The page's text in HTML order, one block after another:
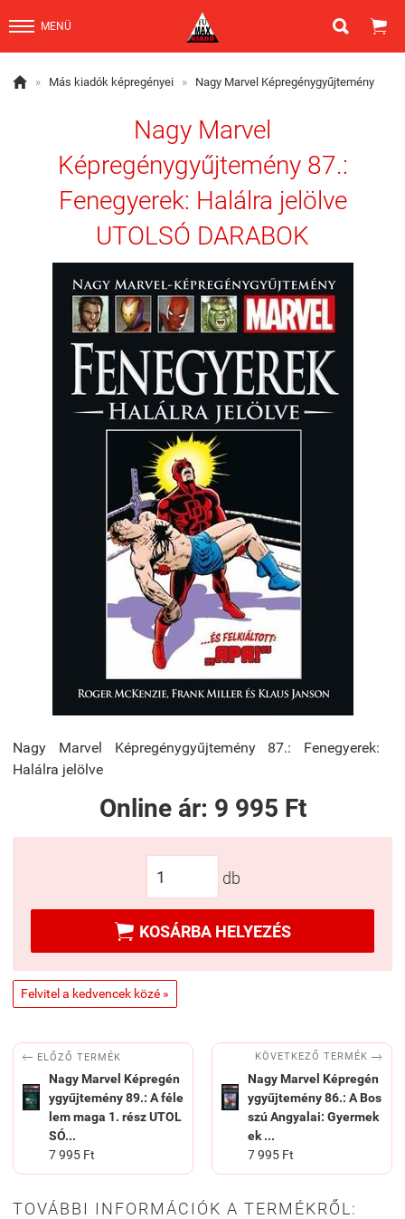
MENÜ  
 » Más kiadók képregényei » Nagy Marvel Képregénygyűjtemény
Nagy Marvel
Képregénygyűjtemény 87.:
Fenegyerek: ​Halálra jelölve
UTOLSÓ DARABOK
Nagy Marvel Képregénygyűjtemény 87.: Fenegyerek: ​
Halálra jelölve
Online ár: 9 995 Ft
db
 KOSÁRBA HELYEZÉS
Felvitel a kedvencek közé »
 ELŐZŐ TERMÉK
Nagy Marvel Képregén
ygyűjtemény 89.: A ​féle
lem maga 1. rész UTOL
SÓ...
7 995 Ft
KÖVETKEZŐ TERMÉK 
Nagy Marvel Képregén
ygyűjtemény 86.: A ​Bos
szú Angyalai: Gyermek
ek ...
7 995 Ft
TOVÁBBI INFORMÁCIÓK A TERMÉKRŐL: